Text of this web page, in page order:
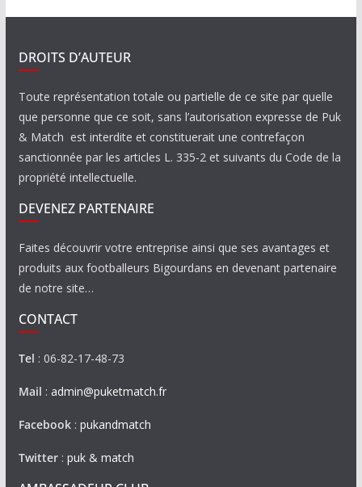
DROITS D’AUTEUR
Toute représentation totale ou partielle de ce site par quelle
que personne que ce soit, sans l’autorisation expresse de Puk
& Match est interdite et constituerait une contrefaçon
sanctionnée par les articles L. 335-2 et suivants du Code de la
propriété intellectuelle.
DEVENEZ PARTENAIRE
Faites découvrir votre entreprise ainsi que ses avantages et
produits aux footballeurs Bigourdans en devenant partenaire
de notre site…
CONTACT
Tel : 06-82-17-48-73
Mail : admin@puketmatch.fr
Facebook: pukandmatch
Twitter: puk & match